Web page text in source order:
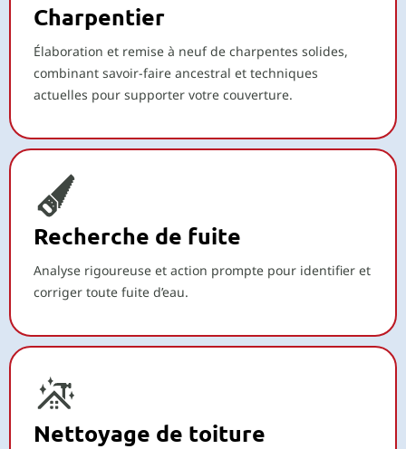
Charpentier
Élaboration et remise à neuf de charpentes solides,
combinant savoir-faire ancestral et techniques
actuelles pour supporter votre couverture.
Recherche de fuite
Analyse rigoureuse et action prompte pour identifier et
corriger toute fuite d’eau.
Nettoyage de toiture